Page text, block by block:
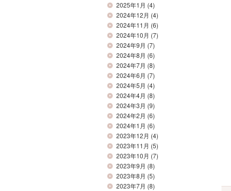
2025年1月 (4)
2024年12月 (4)
2024年11月 (6)
2024年10月 (7)
2024年9月 (7)
2024年8月 (6)
2024年7月 (8)
2024年6月 (7)
2024年5月 (4)
2024年4月 (8)
2024年3月 (9)
2024年2月 (6)
2024年1月 (6)
2023年12月 (4)
2023年11月 (5)
2023年10月 (7)
2023年9月 (8)
2023年8月 (5)
2023年7月 (8)